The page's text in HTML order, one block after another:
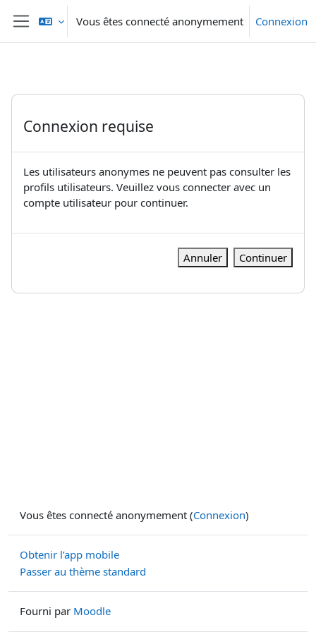
Passer au contenu principal
Panneau latéral
Vous êtes connecté anonymement Connexion
Connexion requise
Les utilisateurs anonymes ne peuvent pas consulter les
profils utilisateurs. Veuillez vous connecter avec un
compte utilisateur pour continuer.
Annuler Continuer
Vous êtes connecté anonymement (Connexion)
Obtenir l’app mobile
Passer au thème standard
Fourni par Moodle